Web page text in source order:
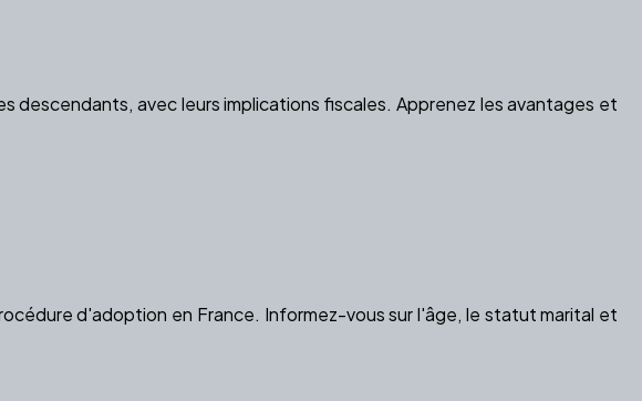
avec leurs implications fiscales. Apprenez les avantages et
d'adoption en France. Informez-vous sur l'âge, le statut marital et